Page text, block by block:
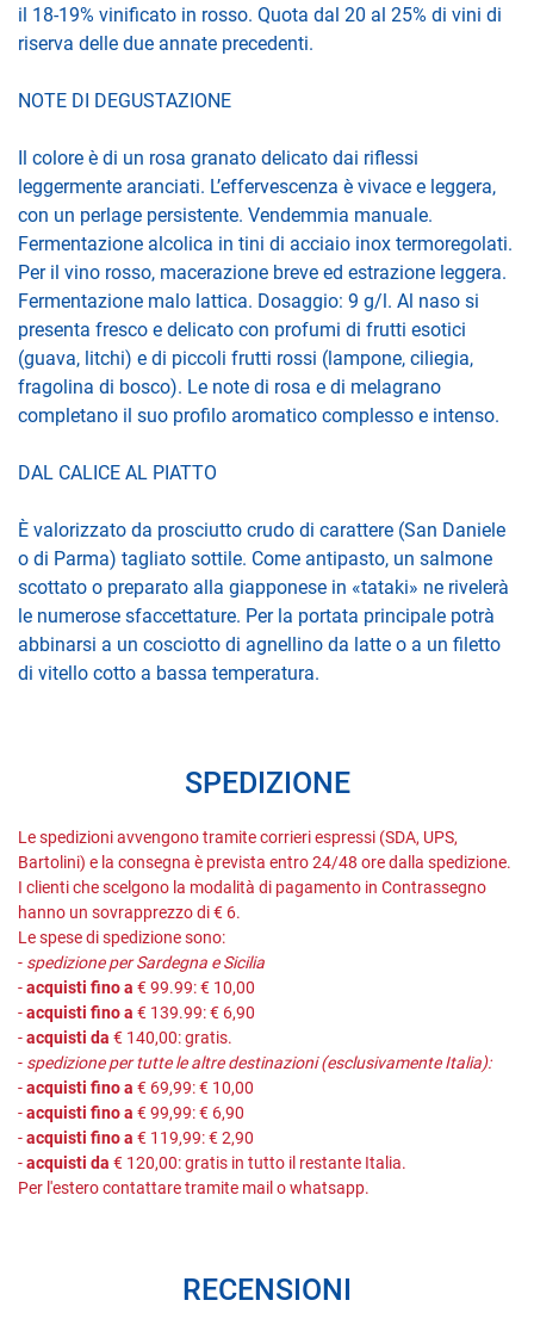
il 18-19% vinificato in rosso. Quota dal 20 al 25% di vini di
riserva delle due annate precedenti.
NOTE DI DEGUSTAZIONE
Il colore è di un rosa granato delicato dai riflessi
leggermente aranciati. L’effervescenza è vivace e leggera,
con un perlage persistente. Vendemmia manuale.
Fermentazione alcolica in tini di acciaio inox termoregolati.
Per il vino rosso, macerazione breve ed estrazione leggera.
Fermentazione malo lattica. Dosaggio: 9 g/l. Al naso si
presenta fresco e delicato con profumi di frutti esotici
(guava, litchi) e di piccoli frutti rossi (lampone, ciliegia,
fragolina di bosco). Le note di rosa e di melagrano
completano il suo profilo aromatico complesso e intenso.
DAL CALICE AL PIATTO
È valorizzato da prosciutto crudo di carattere (San Daniele
o di Parma) tagliato sottile. Come antipasto, un salmone
scottato o preparato alla giapponese in «tataki» ne rivelerà
le numerose sfaccettature. Per la portata principale potrà
abbinarsi a un cosciotto di agnellino da latte o a un filetto
di vitello cotto a bassa temperatura.
SPEDIZIONE
Le spedizioni avvengono tramite corrieri espressi (SDA, UPS,
Bartolini) e la consegna è prevista entro 24/48 ore dalla spedizione.
I clienti che scelgono la modalità di pagamento in Contrassegno
hanno un sovrapprezzo di € 6.
Le spese di spedizione sono:
- spedizione per Sardegna e Sicilia
-acquisti fino a € 99.99: € 10,00
-acquisti fino a € 139.99: € 6,90
-acquisti da € 140,00: gratis.
- spedizione per tutte le altre destinazioni (esclusivamente Italia):
-acquisti fino a € 69,99: € 10,00
-acquisti fino a € 99,99: € 6,90
-acquisti fino a € 119,99: € 2,90
-acquisti da € 120,00: gratis in tutto il restante Italia.
Per l'estero contattare tramite mail o whatsapp.
RECENSIONI